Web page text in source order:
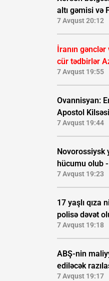
altı gəmisi və
7 Avqust 20:12
İranın
cür tədbirlər
7 Avqust 19:55
Ovannisyan:
Apostol
7 Avqust 19:44
Novorossiysk
hücumu olub -
7 Avqust 19:23
17 yaşlı qıza
polisə dəvət
7 Avqust 19:18
ABŞ-nin
ediləcək
7 Avqust 19:17